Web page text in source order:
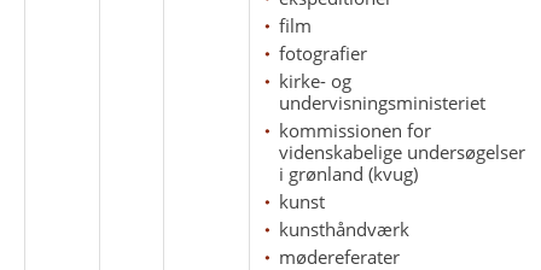
film
fotografier
kirke- og
undervisningsministeriet
kommissionen for
videnskabelige undersøgelser
i grønland (kvug)
kunst
kunsthåndværk
mødereferater